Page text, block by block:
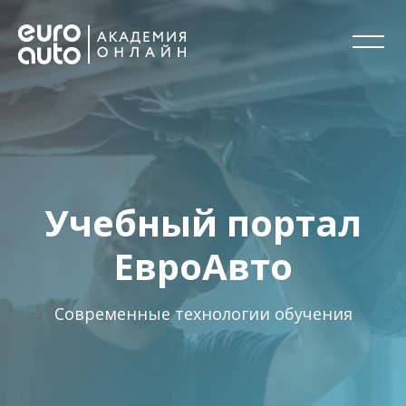
Пропустить [Cocoon] Слайдер (Стиль 1)
Учебный портал
ЕвроАвто
Современные технологии обучения